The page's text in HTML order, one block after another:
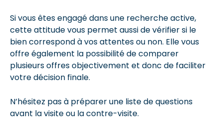
Si vous êtes engagé dans une recherche active,
cette attitude vous permet aussi de vérifier si le
bien correspond à vos attentes ou non. Elle vous
offre également la possibilité de comparer
plusieurs offres objectivement et donc de faciliter
votre décision finale.
N’hésitez pas à préparer une liste de questions
avant la visite ou la contre-visite.